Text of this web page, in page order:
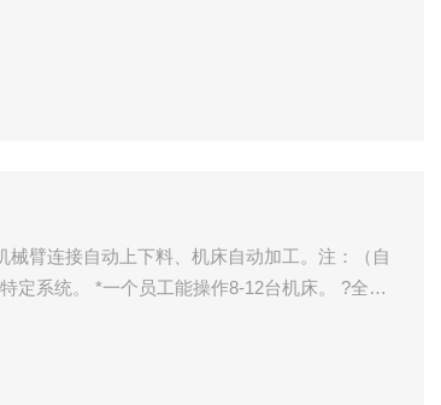
臂连接自动上下料、机床自动加工。注：（自
定系统。 *一个员工能操作8-12台机床。 ?全自